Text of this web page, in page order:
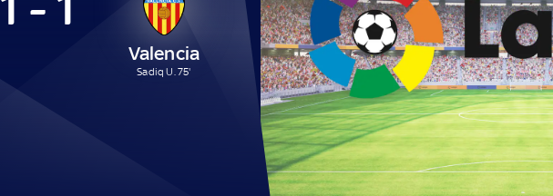
Valencia
Sadiq U. 75'
1 - 1